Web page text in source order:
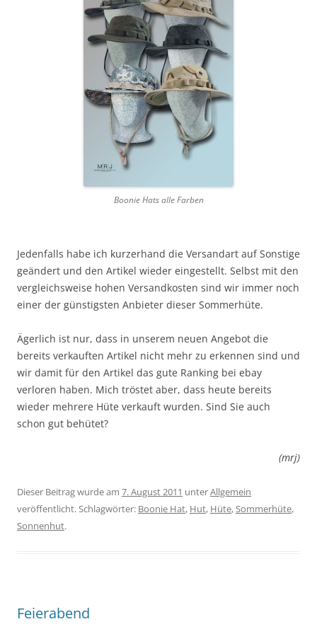
Boonie Hats alle Farben
Jedenfalls habe ich kurzerhand die Versandart auf Sonstige
geändert und den Artikel wieder eingestellt. Selbst mit den
vergleichsweise hohen Versandkosten sind wir immer noch
einer der günstigsten Anbieter dieser Sommerhüte.
Ägerlich ist nur, dass in unserem neuen Angebot die
bereits verkauften Artikel nicht mehr zu erkennen sind und
wir damit für den Artikel das gute Ranking bei ebay
verloren haben. Mich tröstet aber, dass heute bereits
wieder mehrere Hüte verkauft wurden. Sind Sie auch
schon gut behütet?
(mrj)
Dieser Beitrag wurde am 7. August 2011 unterAllgemein
veröffentlicht. Schlagwörter: Boonie Hat, Hut, Hüte,Sommerhüte,
Sonnenhut.
Feierabend